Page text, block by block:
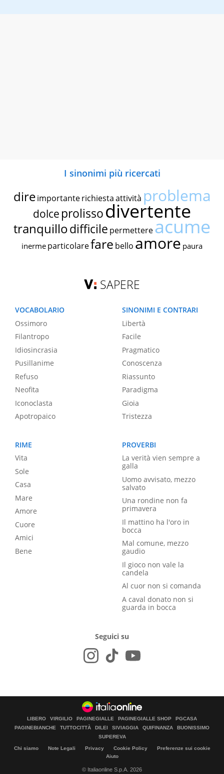
I sinonimi più ricercati
dire importante richiestaattività problema
dolce prolissodivertente
tranquillodifficile permettereacume
inerme particolarefare bello amore paura
SAPERE
VOCABOLARIO
Ossimoro
Filantropo
Idiosincrasia
Pusillanime
Refuso
Neofita
Iconoclasta
Apotropaico
SINONIMI E CONTRARI
Libertà
Facile
Pragmatico
Conoscenza
Riassunto
Paradigma
Gioia
Tristezza
RIME
Vita
Sole
Casa
Mare
Amore
Cuore
Amici
Bene
PROVERBI
La verità vien sempre a
galla
Uomo avvisato, mezzo
salvato
Una rondine non fa
primavera
Il mattino ha l'oro in
bocca
Mal comune, mezzo
gaudio
Il gioco non vale la
candela
Al cuor non si comanda
A caval donato non si
guarda in bocca
Seguici su
LIBERO VIRGILIO PAGINEGIALLE PAGINEGIALLE SHOP
PGCASA
PAGINEBIANCHE
TUTTOCITTÀ DILEI SIVIAGGIA QUIFINANZA
BUONISSIMO
SUPEREVA
Chi siamo Note Legali Privacy Cookie Policy
Preferenze sui cookie
Aiuto
© Italiaonline S.p.A. 2026